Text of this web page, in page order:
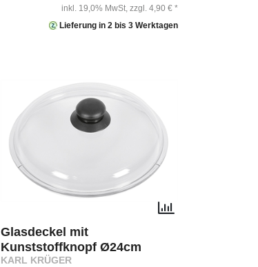
inkl. 19,0% MwSt, zzgl. 4,90 € *
Lieferung in 2 bis 3 Werktagen
Glasdeckel mit
Kunststoffknopf Ø24cm
KARL KRÜGER